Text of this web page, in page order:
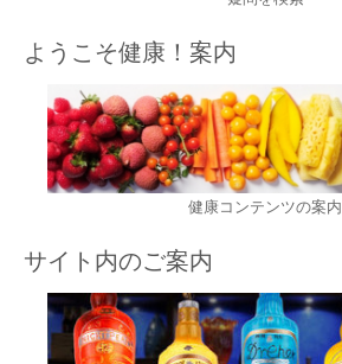
ようこそ健康！案内
健康コンテンツの案内
サイト内のご案内